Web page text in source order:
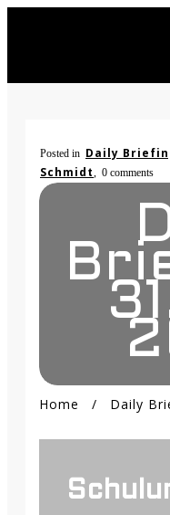
Posted in Daily
Schmidt
0 comments
Home /